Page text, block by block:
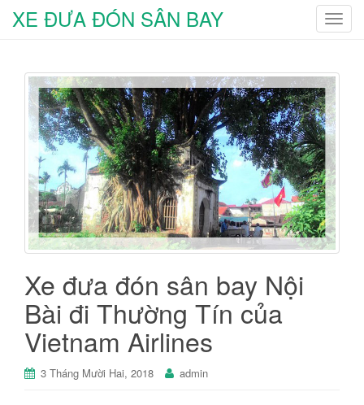
T
g
l
e
n
v
i
g
a
t
XE ĐƯA ĐÓN SÂN BAY
Xe đưa đón sân bay Nội
Bài đi Thường Tín của
Vietnam Airlines
3 Tháng Mười Hai, 2018 admin